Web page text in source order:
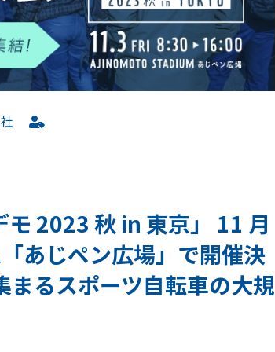
モ 2023 秋 in 東京」 11 月
あじペン広場」で開催決
るスポーツ自転車の大規